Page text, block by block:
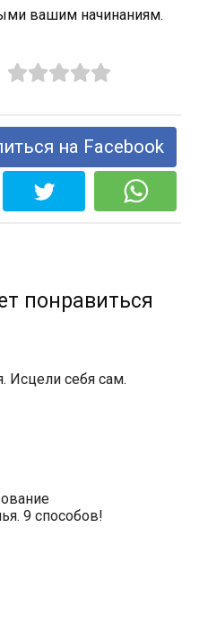
вашим начинаниям.
на Facebook
понравиться
Исцели себя сам.
9 способов!